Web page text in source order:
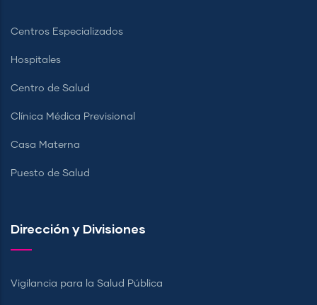
Centros Especializados
Hospitales
Centro de Salud
Clínica Médica Previsional
Casa Materna
Puesto de Salud
Dirección y Divisiones
Vigilancia para la Salud Pública